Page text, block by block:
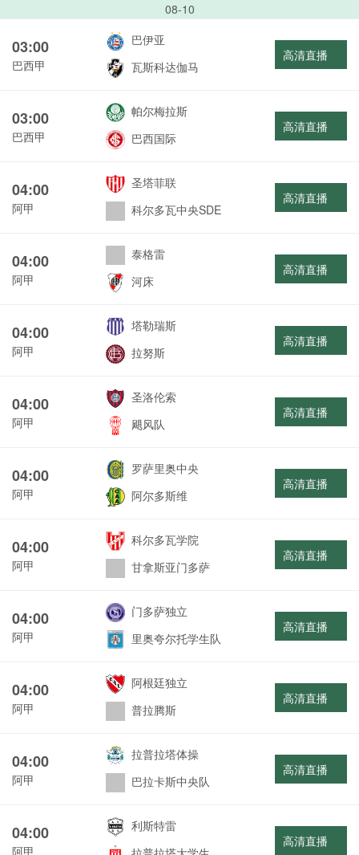
08-10
03:00
巴西甲
巴伊亚
瓦斯科达伽马
高清直播
03:00
巴西甲
帕尔梅拉斯
巴西国际
高清直播
04:00
阿甲
圣塔菲联
科尔多瓦中央SDE
高清直播
04:00
阿甲
泰格雷
河床
高清直播
04:00
阿甲
塔勒瑞斯
拉努斯
高清直播
04:00
阿甲
圣洛伦索
飓风队
高清直播
04:00
阿甲
罗萨里奥中央
阿尔多斯维
高清直播
04:00
阿甲
科尔多瓦学院
甘拿斯亚门多萨
高清直播
04:00
阿甲
门多萨独立
里奥夸尔托学生队
高清直播
04:00
阿甲
阿根廷独立
普拉腾斯
高清直播
04:00
阿甲
拉普拉塔体操
巴拉卡斯中央队
高清直播
04:00
阿甲
利斯特雷
高清直播